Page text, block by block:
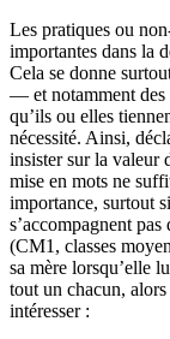
Les pratiques ou
importantes dans la
Cela se donne
— et notamment des
qu’ils ou elles
nécessité. Ainsi,
insister sur la valeur
mise en mots ne
importance, surtout
s’accompagnent pas
(CM1, classes
sa mère lorsqu’elle
tout un chacun,
intéresser :